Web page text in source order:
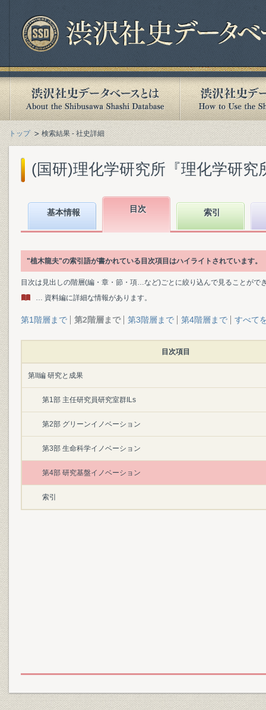
トップ 検索結果 - 社史詳細
(国研)理化学研究所『理化学研
基本情報 目次 索引
"植木龍夫"の索引語が書かれている目次項目はハイライトされています。
目次は見出しの階層(編・章・節・項…など)ごとに絞り込んで見ることがで
… 資料編に詳細な情報があります。
第1階層まで 第2階層まで 第3階層まで 第4階層まで すべて
目次項目
第II編 研究と成果
第1部 主任研究員研究室群ILs
第2部 グリーンイノベーション
第3部 生命科学イノベーション
第4部 研究基盤イノベーション
索引